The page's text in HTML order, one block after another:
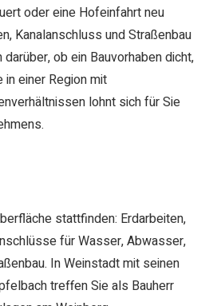
oder eine Hofeinfahrt neu
Kanalanschluss und Straßenbau
ob ein Bauvorhaben dicht,
einer Region mit
lohnt sich für Sie
stattfinden: Erdarbeiten,
für Wasser, Abwasser,
In Weinstadt mit seinen
treffen Sie als Bauherr